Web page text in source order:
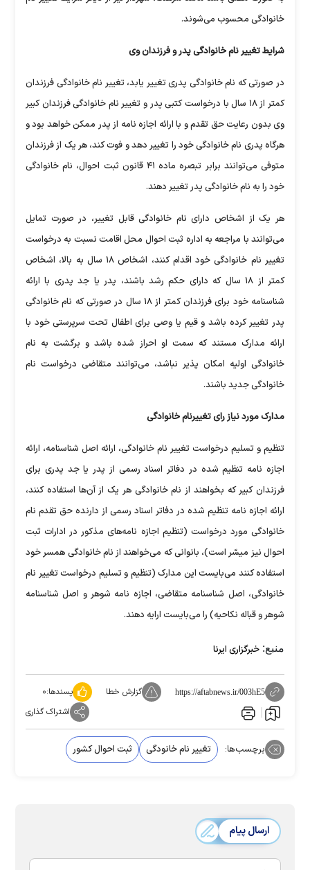
خانوادگی محسوب می‌شوند.
شرایط تغییر نام خانوادگی پدر و فرزندان وی
در صورتی که نام خانوادگی پدری تغییر یابد، تغییر نام خانوادگی فرزندان
کمتر از ۱۸ سال با درخواست کتبی پدر و تغییر نام خانوادگی فرزندان کبیر
وی بدون رعایت حق تقدم و با ارائه اجازه نامه از پدر ممکن خواهد بود و
هرگاه پدری نام خانوادگی خود را تغییر دهد و فوت کند، هر یک از فرزندان
متوفی می‌توانند برابر تبصره ماده ۴۱ قانون ثبت احوال، نام خانوادگی
خود را به نام خانوادگی پدر تغییر دهند.
هر یک از اشخاص دارای نام خانوادگی قابل تغییر، در صورت تمایل
می‌توانند با مراجعه به اداره ثبت احوال محل اقامت نسبت به درخواست
تغییر نام خانوادگی خود اقدام کنند، اشخاص ۱۸ سال به بالا، اشخاص
کمتر از ۱۸ سال که دارای حکم رشد باشند، پدر یا جد پدری با ارائه
شناسنامه خود برای فرزندان کمتر از ۱۸ سال در صورتی که نام خانوادگی
پدر تغییر کرده باشد و قیم یا وصی برای اطفال تحت سرپرستی خود با
ارائه مدارک مستند که سمت او احراز شده باشد و برگشت به نام
خانوادگی اولیه امکان پذیر نباشد، می‌توانند متقاضی درخواست نام
خانوادگی جدید باشند.
مدارک مورد نیاز رای تغییرنام خانوادگی
تنظیم و تسلیم درخواست تغییر نام خانوادگی، ارائه اصل شناسنامه، ارائه
اجازه نامه تنظیم شده در دفاتر اسناد رسمی از پدر یا جد پدری برای
فرزندان کبیر که بخواهند از نام خانوادگی هر یک از آن‌ها استفاده کنند،
ارائه اجازه نامه تنظیم شده در دفاتر اسناد رسمی از دارنده حق تقدم نام
خانوادگی مورد درخواست (تنظیم اجازه نامه‌های مذکور در ادارات ثبت
احوال نیز میسّر است)، بانوانی که می‌خواهند از نام خانوادگی همسر خود
استفاده کنند می‌بایست این مدارک (تنظیم و تسلیم درخواست تغییر نام
خانوادگی، اصل شناسنامه متقاضی، اجازه نامه شوهر و اصل شناسنامه
شوهر و قباله نکاحیه) را می‌بایست ارایه دهند.
منبع: خبرگزاری ایرنا
https://aftabnews.ir/003hE5 گزارش خطا پسندها:۰
اشتراک گذاری
برچسب‌ها: تغییر نام خانودگی ثبت احوال کشور
ارسال پیام